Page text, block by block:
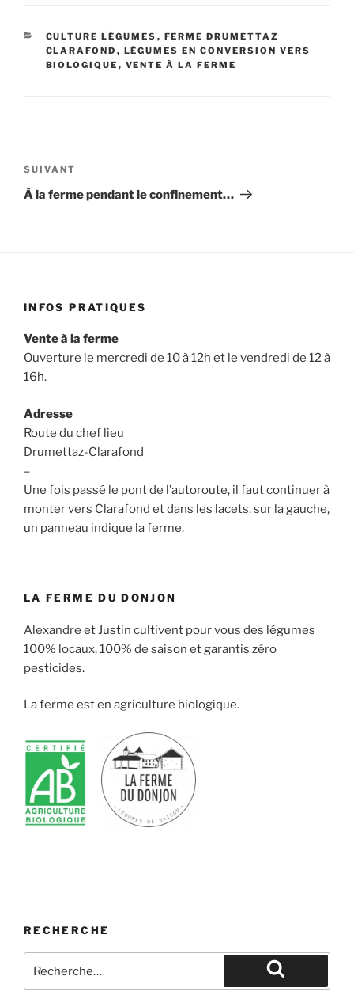
CATÉGORIES
CULTURE LÉGUMES , FERME DRUMETTAZ
CLARAFOND , LÉGUMES EN CONVERSION VERS
BIOLOGIQUE , VENTE À LA FERME
de
l’article
Article
suivant
SUIVANT
À la ferme pendant le confinement…
INFOS PRATIQUES
Vente à la ferme
Ouverture le mercredi de 10 à 12h et le vendredi de 12 à
16h.
Adresse
Route du chef lieu
Drumettaz-Clarafond
–
Une fois passé le pont de l’autoroute, il faut continuer à
monter vers Clarafond et dans les lacets, sur la gauche,
un panneau indique la ferme.
LA FERME DU DONJON
Alexandre et Justin cultivent pour vous des légumes
100% locaux, 100% de saison et garantis zéro
pesticides.
La ferme est en agriculture biologique.
RECHERCHE
pour
Recherche